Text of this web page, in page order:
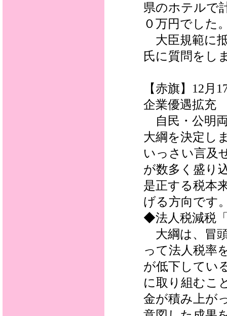
県のホテルで
０万円でした
大臣規範に
氏に質問をし
【赤旗】12
企業優遇拡充
自民・公明
大綱を決定し
いっさい言及
が数多く盛り
是正する税本
げる方向です
◆法人税減税
大綱は、冒
って法人税率
が低下してい
に取り組むこ
金が積み上が